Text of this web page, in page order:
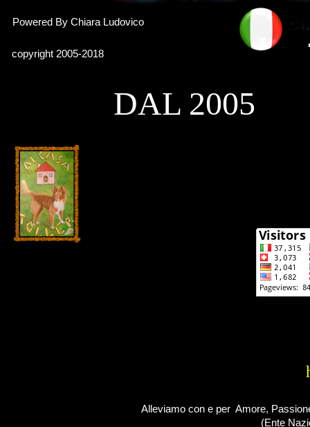
DAL 2005
Powered By Chiara Ludovico
copyright 2005-2018
Alleviamo con e per Amore,
(Ente